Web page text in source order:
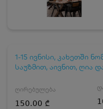
1-15 ივნისი, კახეთში
საუზმით, აივნით, ღია
ღირებულება
150.00 ₾